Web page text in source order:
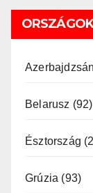
ORSZÁGOK
Azerbajdzsán
Belarusz (92)
Észtország
Grúzia (93)